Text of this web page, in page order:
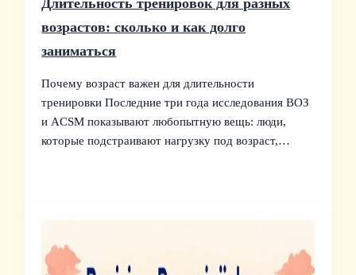
возрастов: сколько и как долго
заниматься
Почему возраст важен для длительности
тренировки Последние три года исследования ВОЗ
и ACSM показывают любопытную вещь: люди,
которые подстраивают нагрузку под возраст,…